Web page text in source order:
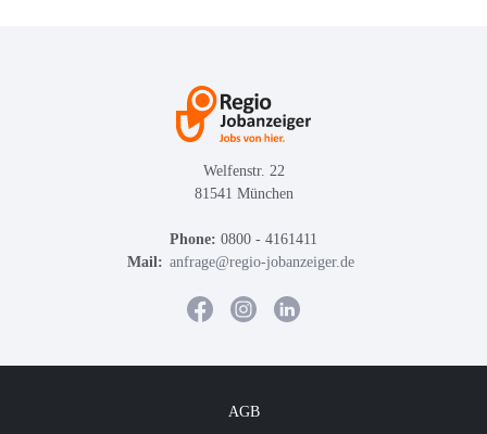
Welfenstr. 22
81541 München
Phone: 0800 - 4161411
Mail: anfrage@regio-jobanzeiger.de
AGB